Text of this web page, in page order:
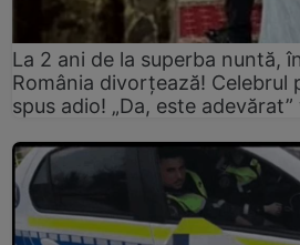
La 2 ani de la superba nuntă,
România divorțează! Celebrul
spus adio! „Da, este adevărat”